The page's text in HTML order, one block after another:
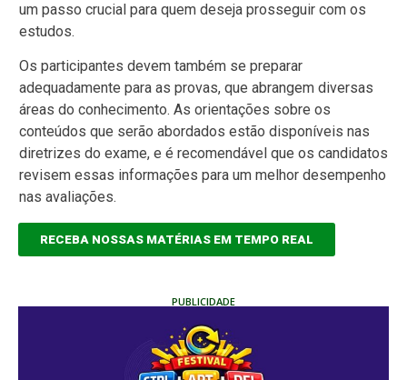
um passo crucial para quem deseja prosseguir com os
estudos.
Os participantes devem também se preparar
adequadamente para as provas, que abrangem diversas
áreas do conhecimento. As orientações sobre os
conteúdos que serão abordados estão disponíveis nas
diretrizes do exame, e é recomendável que os candidatos
revisem essas informações para um melhor desempenho
nas avaliações.
RECEBA NOSSAS MATÉRIAS EM TEMPO REAL
PUBLICIDADE